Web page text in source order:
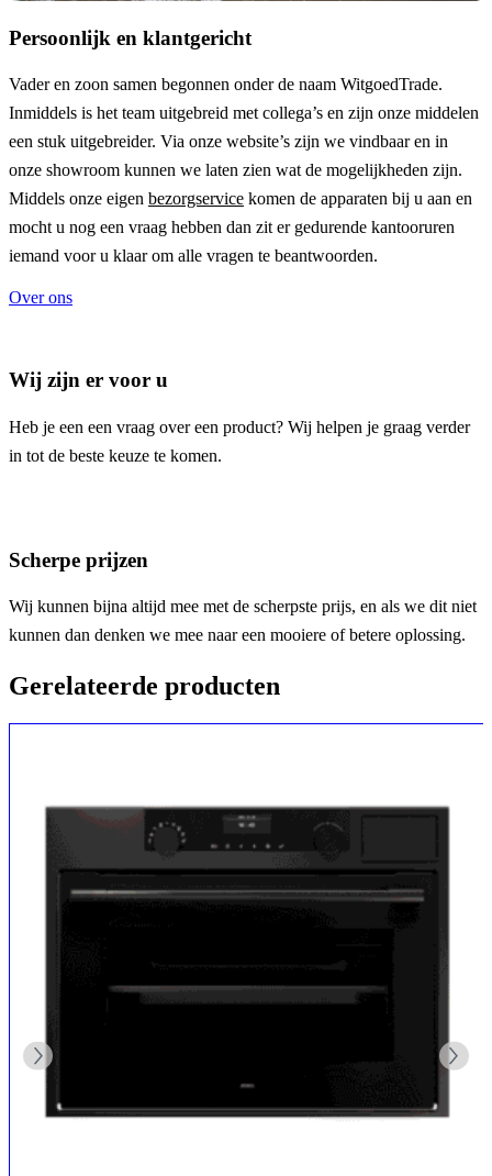
Persoonlijk en klantgericht
Vader en zoon samen begonnen onder de naam WitgoedTrade.
Inmiddels is het team uitgebreid met collega’s en zijn onze middelen
een stuk uitgebreider. Via onze website’s zijn we vindbaar en in
onze showroom kunnen we laten zien wat de mogelijkheden zijn.
Middels onze eigen bezorgservice komen de apparaten bij u aan en
mocht u nog een vraag hebben dan zit er gedurende kantooruren
iemand voor u klaar om alle vragen te beantwoorden.
Over ons
Wij zijn er voor u
Heb je een een vraag over een product? Wij helpen je graag verder
in tot de beste keuze te komen.
Scherpe prijzen
Wij kunnen bijna altijd mee met de scherpste prijs, en als we dit niet
kunnen dan denken we mee naar een mooiere of betere oplossing.
Gerelateerde producten